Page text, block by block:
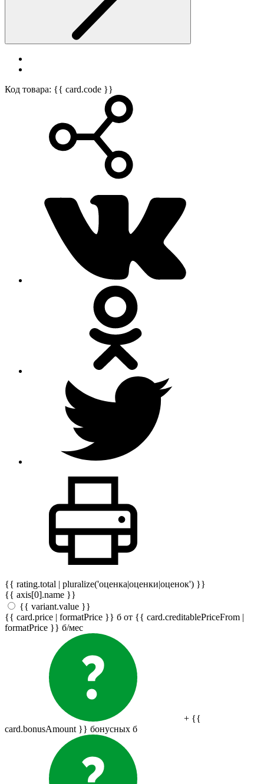
Код товара: {{ card.code }}
{{ rating.total | pluralize('оценка|оценки|оценок') }}
{{ axis[0].name }}
{{ variant.value }}
{{ card.price | formatPrice }} б от {{ card.creditablePriceFrom |
formatPrice }} б/мес
+ {{
card.bonusAmount }} бонусных б